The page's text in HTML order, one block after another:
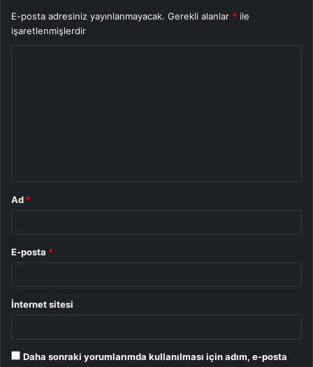
E-posta adresiniz yayınlanmayacak. Gerekli alanlar * ile
işaretlenmişlerdir
Ad *
E-posta *
İnternet sitesi
Daha sonraki yorumlarımda kullanılması için adım, e-posta